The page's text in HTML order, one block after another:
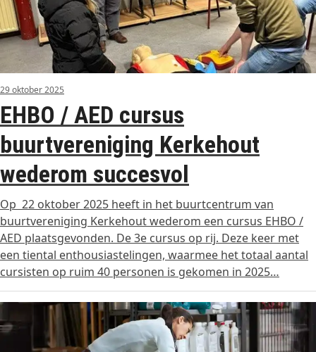
29 oktober 2025
EHBO / AED cursus
buurtvereniging Kerkehout
wederom succesvol
Op 22 oktober 2025 heeft in het buurtcentrum van
buurtvereniging Kerkehout wederom een cursus EHBO /
AED plaatsgevonden. De 3e cursus op rij. Deze keer met
een tiental enthousiastelingen, waarmee het totaal aantal
cursisten op ruim 40 personen is gekomen in 2025…